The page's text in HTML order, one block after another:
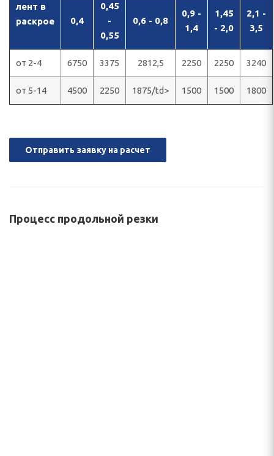
лент в
раскрое
0,4
0,45
-
0,55
0,6 - 0,8
0,9 -
1,4
1,45
- 2,0
2,1 -
3,5
от 2-4 6750 3375 2812,5 2250 2250 3240
от 5-14 4500 2250 1875/td> 1500 1500 1800
Отправить заявку на расчет
Процесс продольной резки